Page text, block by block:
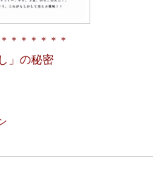
＊＊＊＊＊＊
」の秘密